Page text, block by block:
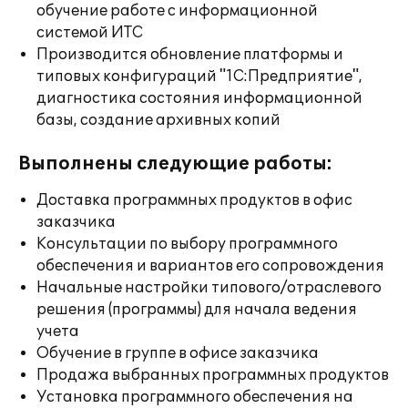
обучение работе с информационной
системой ИТС
Производится обновление платформы и
типовых конфигураций "1С:Предприятие",
диагностика состояния информационной
базы, создание архивных копий
Выполнены следующие работы:
Доставка программных продуктов в офис
заказчика
Консультации по выбору программного
обеспечения и вариантов его сопровождения
Начальные настройки типового/отраслевого
решения (программы) для начала ведения
учета
Обучение в группе в офисе заказчика
Продажа выбранных программных продуктов
Установка программного обеспечения на